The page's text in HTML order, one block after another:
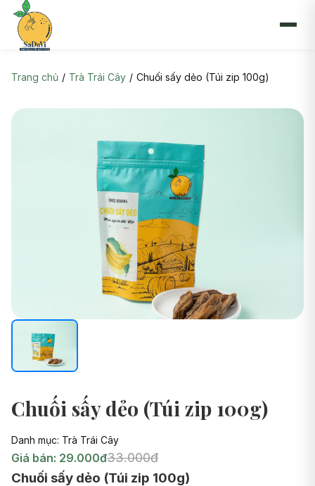
Skip to content
Trang chủ / Trà Trái Cây / Chuối sấy dẻo (Túi zip 100g)
Chuối sấy dẻo (Túi zip 100g)
Danh mục: Trà Trái Cây
Giá bán: 29.000đ33.000đ
Chuối sấy dẻo (Túi zip 100g)